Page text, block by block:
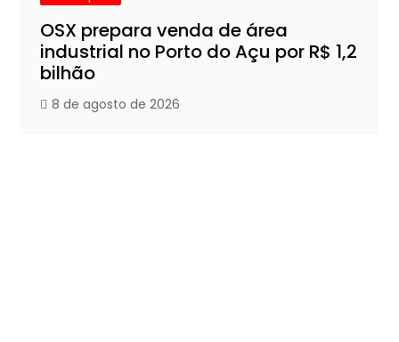
OSX prepara venda de área
industrial no Porto do Açu por R$ 1,2
bilhão
8 de agosto de 2026